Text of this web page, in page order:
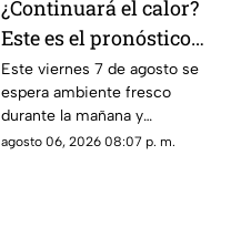
¿Continuará el calor?
Este es el pronóstico
del clima en Zacatecas
HOY viernes 7 de
agosto
Este viernes 7 de agosto se
espera ambiente fresco
durante la mañana y
temperaturas cálidas por la
agosto 06, 2026 08:07 p. m.